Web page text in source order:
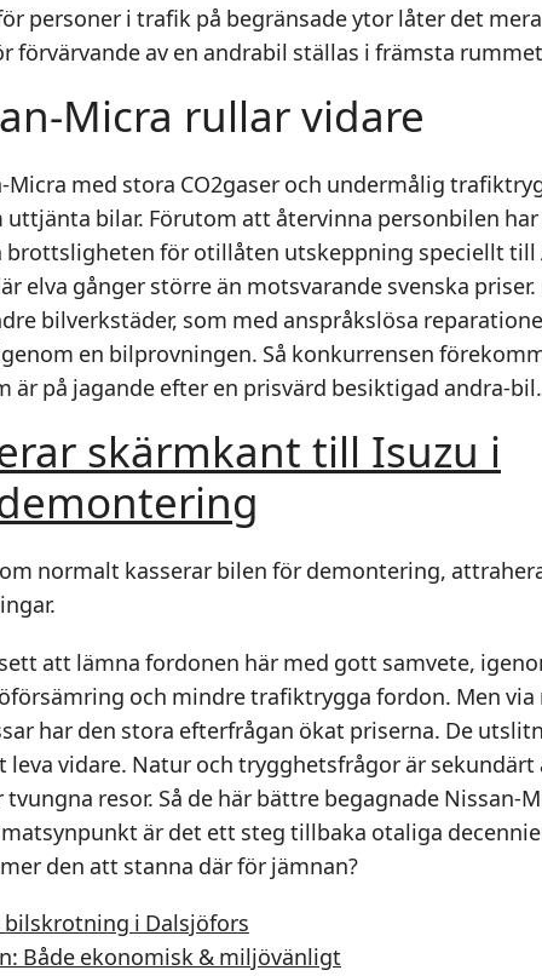
personer i trafik på begränsade ytor låter det
förvärvande av en andrabil ställas i främsta
Micra rullar vidare
med stora CO2gaser och undermålig
uttjänta bilar. Förutom att återvinna personbilen
brottsligheten för otillåten utskeppning speciellt till
elva gånger större än motsvarande svenska priser.
bilverkstäder, som med anspråkslösa
en bilprovningen. Så konkurrensen
är på jagande efter en prisvärd besiktigad andra-bil.
skärmkant till Isuzu i
normalt kasserar bilen för demontering,
att lämna fordonen här med gott samvete,
och mindre trafiktrygga fordon. Men via
har den stora efterfrågan ökat priserna. De
vidare. Natur och trygghetsfrågor är sekundärt
resor. Så de här bättre begagnade Nissan-
är det ett steg tillbaka otaliga
den att stanna där för jämnan?
i Dalsjöfors
Både ekonomisk & miljövänligt